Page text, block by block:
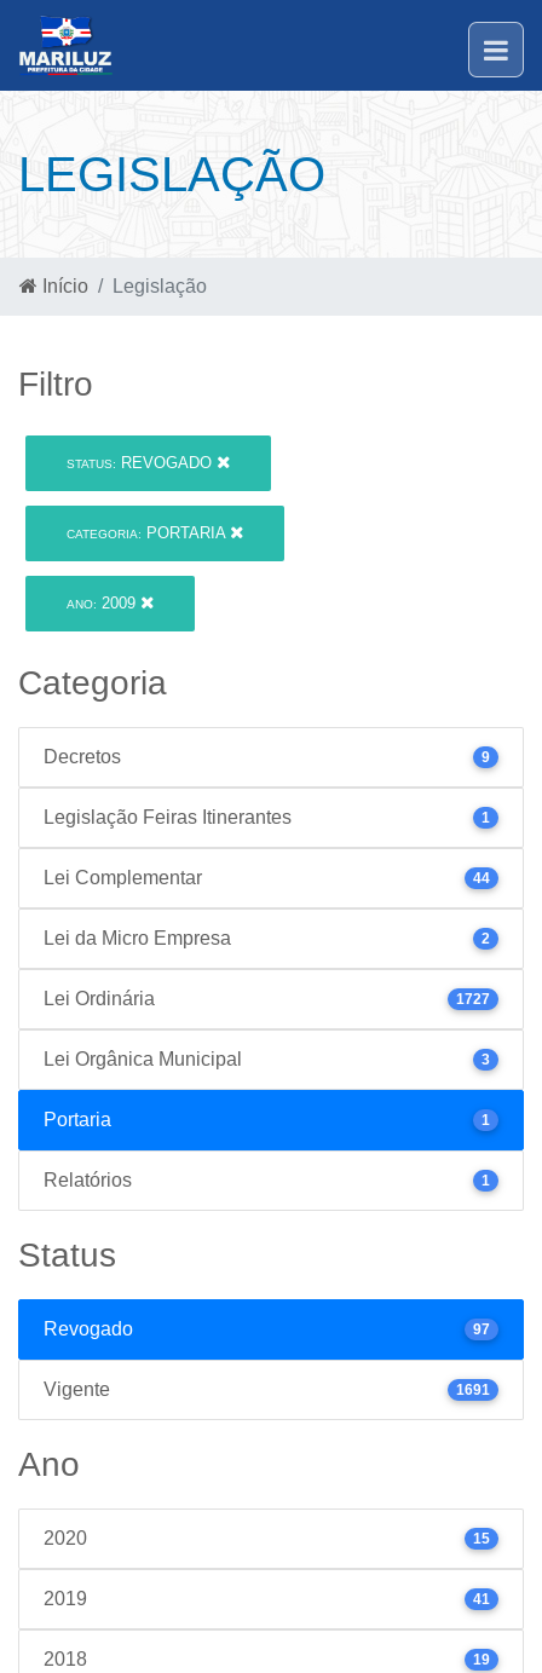
LEGISLAÇÃO
Início Legislação
Filtro
STATUS: REVOGADO
CATEGORIA: PORTARIA
ANO: 2009
Categoria
Decretos 9
Legislação Feiras Itinerantes 1
Lei Complementar 44
Lei da Micro Empresa 2
Lei Ordinária 1727
Lei Orgânica Municipal 3
Portaria 1
Relatórios 1
Status
Revogado 97
Vigente 1691
Ano
2020 15
2019 41
2018 19